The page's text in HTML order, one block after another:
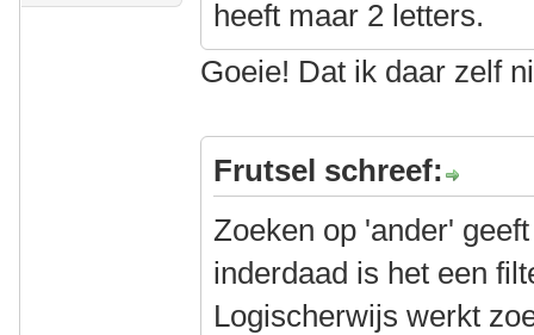
heeft maar 2 letters.
Goeie! Dat ik daar zelf
Frutsel schreef:
Zoeken op 'ander'
inderdaad is het een
Logischerwijs werkt